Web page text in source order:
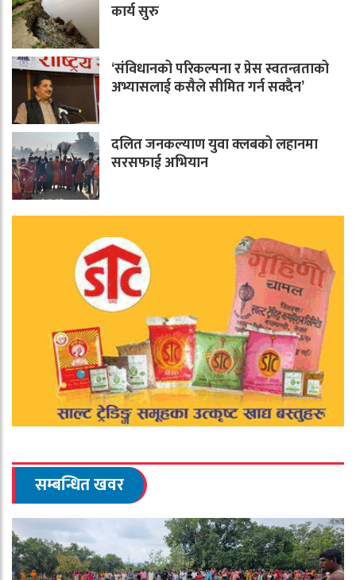
कार्य सुरु
‘संविधानको परिकल्पना र प्रेस स्वतन्त्रताको
अभ्यासलाई कसैले सीमित गर्न सक्दैन’
दलित जनकल्याण युवा क्लबको लहानमा
सरसफाई अभियान
सम्बन्धित खवर